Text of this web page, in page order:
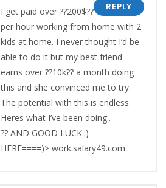
REPLY
I get paid over ??200$??
per hour working from home with 2
kids at home. I never thought I’d be
able to do it but my best friend
earns over ??10k?? a month doing
this and she convinced me to try.
The potential with this is endless.
Heres what I’ve been doing..
?? AND GOOD LUCK.:)
HERE====)> ­­w­­o­­r­­k­­.­­s­­a­­l­­a­­r­­y­­4­­9­­.­­c­­o­­m­­